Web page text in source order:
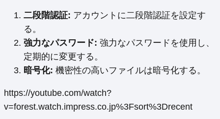
二段階認証: アカウントに二段階認証を設定す
る。
強力なパスワード: 強力なパスワードを使用し、
定期的に変更する。
暗号化: 機密性の高いファイルは暗号化する。
https://youtube.com/watch?
v=forest.watch.impress.co.jp%3Fsort%3Drecent